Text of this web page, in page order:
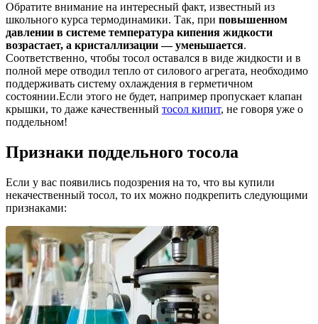
Обратите внимание на интересный факт, известный из
школьного курса термодинамики. Так, при повышенном
давлении в системе температура кипения жидкости
возрастает, а кристаллизации — уменьшается.
Соответственно, чтобы тосол оставался в виде жидкости и в
полной мере отводил тепло от силового агрегата, необходимо
поддерживать систему охлаждения в герметичном
состоянии.Если этого не будет, например пропускает клапан
крышки, то даже качественный тосол кипит, не говоря уже о
поддельном!
Признаки поддельного тосола
Если у вас появились подозрения на то, что вы купили
некачественный тосол, то их можно подкрепить следующими
признаками: